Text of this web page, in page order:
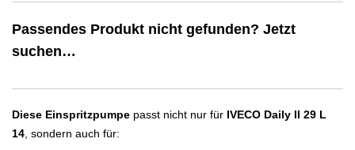
Passendes Produkt nicht gefunden? Jetzt
suchen…
Diese Einspritzpumpe passt nicht nur für IVECO Daily II 29 L
14 , sondern auch für: